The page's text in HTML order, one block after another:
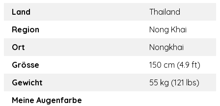
Land
Thailand
Region
Nong Khai
Ort
Nongkhai
Grösse
150 cm (4.9 ft)
Gewicht
55 kg (121 lbs)
Meine Augenfarbe